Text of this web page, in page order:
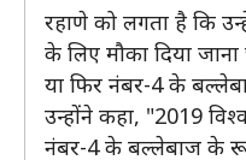
रहाणे को लगता है कि
के लिए मौका दिया
या फिर नंबर-4 के
उन्होंने कहा, "2019
नंबर-4 के बल्लेबाज के